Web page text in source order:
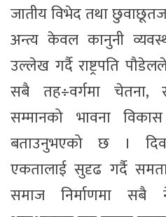
जातीय विभेद तथा
अन्त्य केवल कानुनी
उल्लेख गर्दै राष्ट्रपति
सबै तह÷वर्गमा चेतना,
सम्मानको भावना
बताउनुभएको छ ।
एकतालाई सुदृढ गर्दै
समाज निर्माणमा सबै